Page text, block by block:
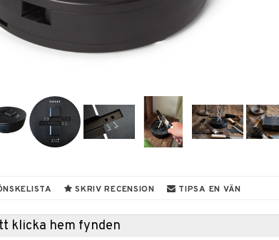
SKRIV RECENSION TIPSA EN VÄN
klicka hem fynden